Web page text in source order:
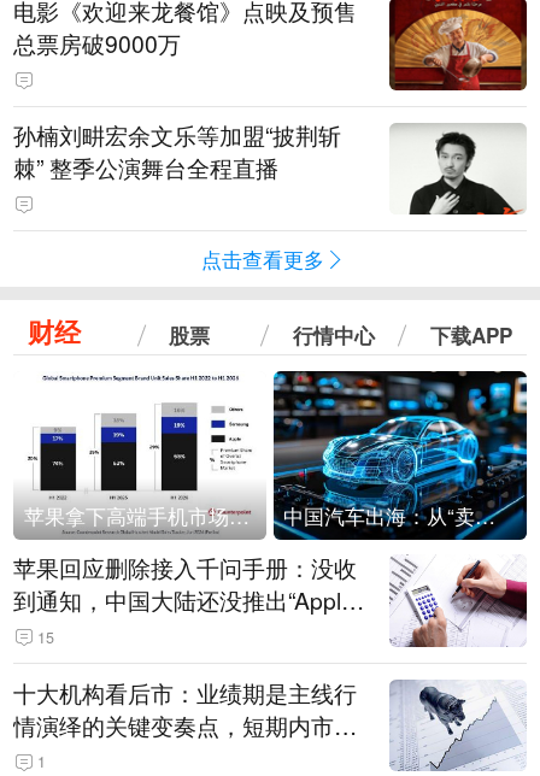
电影《欢迎来龙餐馆》点映及预售
总票房破9000万
孙楠刘畊宏余文乐等加盟“披荆斩
棘” 整季公演舞台全程直播
点击查看更多
财经 股票 行情中心 下载APP
苹果拿下高端手机市场65%的份额：iPhone 17系列功不可没 中国汽车出海：从“卖出去”到“走进去”
苹果回应删除接入千问手册：没收
到通知，中国大陆还没推出“Apple
智能使用千问”功能
15
十大机构看后市：业绩期是主线行
情演绎的关键变奏点，短期内市场
或继续反弹，关注三条业绩主线
1